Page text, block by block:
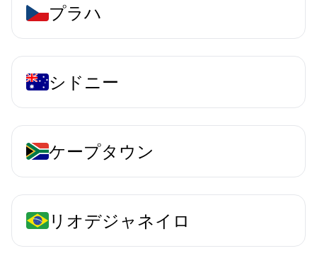
プラハ
シドニー
ケープタウン
リオデジャネイロ